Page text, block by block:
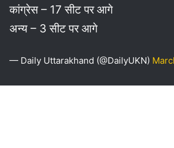
कांग्रेस – 17 सीट पर आगे
अन्य – 3 सीट पर आगे
— Daily Uttarakhand (@DailyUKN)